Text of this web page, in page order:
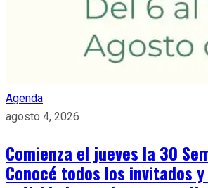
Agenda
agosto 4, 2026
Comienza el jueves la 30
Conocé todos los invitados